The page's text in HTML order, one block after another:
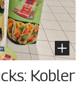
Kobler